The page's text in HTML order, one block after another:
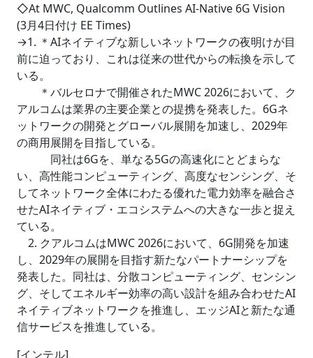
◇At MWC, Qualcomm Outlines AI-Native 6G Vision
(3月4日付け EE Times)
→1. ＊AIネイティブな新しいネットワークの夜明けが目
前に迫っており、これは従来の世代からの転換を示して
いる。
＊バルセロナで開催されたMWC 2026において、ク
アルコムは業界の主要企業との提携を発表した。6Gネ
ットワークの開発とグローバル展開を加速し、2029年
の商用展開を目指している。
同社は6Gを、単なる5Gの高速化にとどまらな
い、高性能コンピューティング、高度なセンシング、そ
してネットワーク全体にわたる優れた電力効率を融合さ
せたAIネイティブ・エコシステムへの大きな一歩と捉え
ている。
2. クアルコムはMWC 2026において、6G開発を加速
し、2029年の展開を目指す新たなパートナーシップを
発表した。同社は、分散コンピューティング、センシン
グ、そしてエネルギー効率の高い設計を組み合わせたAI
ネイティブネットワークを推進し、エッジAIと新たな通
信サービスを推進している。
[インテル]